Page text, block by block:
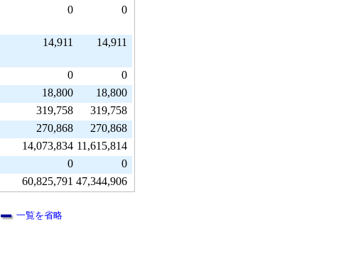
0 0
14,911 14,911
0
0
18,800
18,800
319,758
319,758
270,868
270,868
14,073,834 11,615,814
0
0
60,825,791 47,344,906
一覧を省略